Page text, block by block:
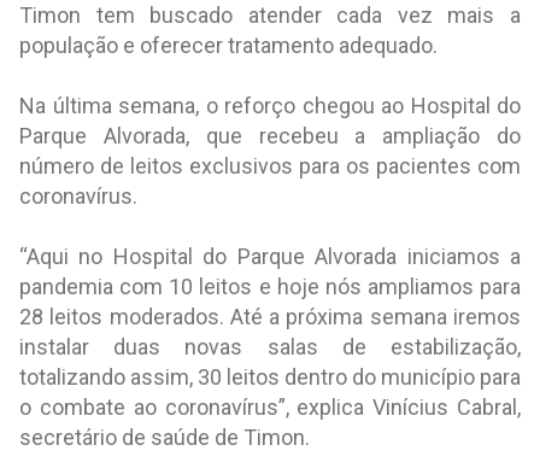
Timon tem buscado atender cada vez mais a
população e oferecer tratamento adequado.
Na última semana, o reforço chegou ao Hospital do
Parque Alvorada, que recebeu a ampliação do
número de leitos exclusivos para os pacientes com
coronavírus.
“Aqui no Hospital do Parque Alvorada iniciamos a
pandemia com 10 leitos e hoje nós ampliamos para
28 leitos moderados. Até a próxima semana iremos
instalar duas novas salas de estabilização,
totalizando assim, 30 leitos dentro do município para
o combate ao coronavírus”, explica Vinícius Cabral,
secretário de saúde de Timon.